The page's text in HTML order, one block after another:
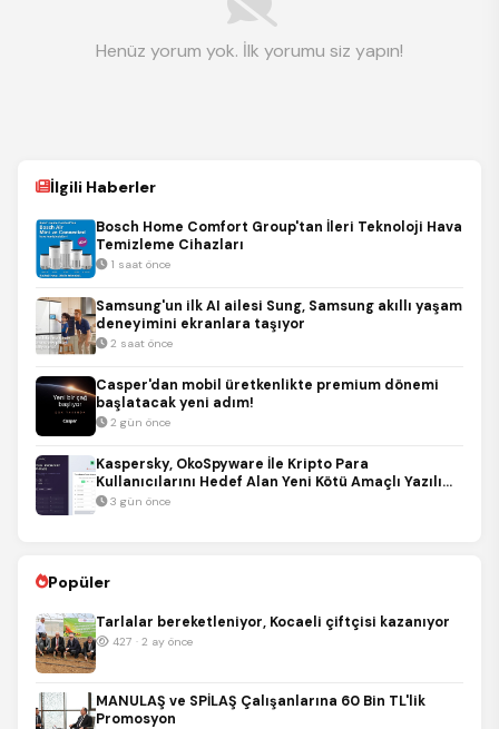
Henüz yorum yok. İlk yorumu siz yapın!
İlgili Haberler
Bosch Home Comfort Group'tan İleri Teknoloji Hava
Temizleme Cihazları
1 saat önce
Samsung'un ilk AI ailesi Sung, Samsung akıllı yaşam
deneyimini ekranlara taşıyor
2 saat önce
Casper'dan mobil üretkenlikte premium dönemi
başlatacak yeni adım!
2 gün önce
Kaspersky, OkoSpyware İle Kripto Para
Kullanıcılarını Hedef Alan Yeni Kötü Amaçlı Yazılım
İskeletini Deşifre Etti
3 gün önce
Popüler
Tarlalar bereketleniyor, Kocaeli çiftçisi kazanıyor
427 · 2 ay önce
MANULAŞ ve SPİLAŞ Çalışanlarına 60 Bin TL'lik
Promosyon